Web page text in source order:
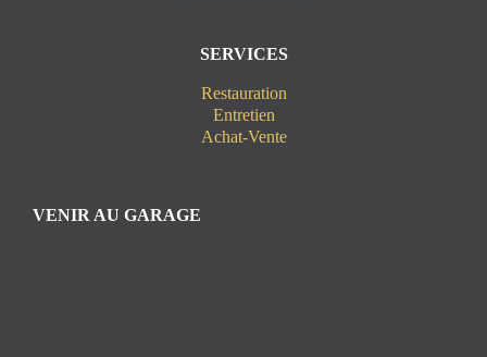
SERVICES
Restauration
Entretien
Achat-Vente
VENIR AU GARAGE